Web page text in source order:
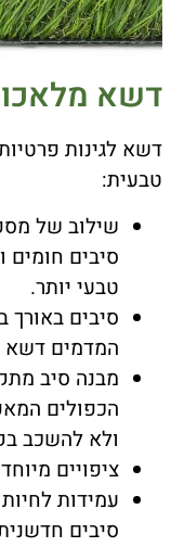
דשא
דשא לגינות
טבעית:
שילוב של
סיבים חומים
טבעי יותר.
המדמים דשא
מבנה סיב
הכפולים
ולא להשכב
ציפויים
עמידות
סיבים